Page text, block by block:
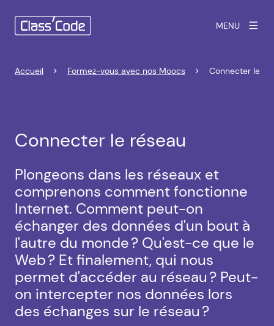
MENU
Accueil Formez-vous avec nos Moocs Connecter le
Connecter le réseau
Plongeons dans les réseaux et
comprenons comment fonctionne
Internet. Comment peut-on
échanger des données d'un bout à
l'autre du monde ? Qu'est-ce que le
Web ? Et finalement, qui nous
permet d'accéder au réseau ? Peut-
on intercepter nos données lors
des échanges sur le réseau ?